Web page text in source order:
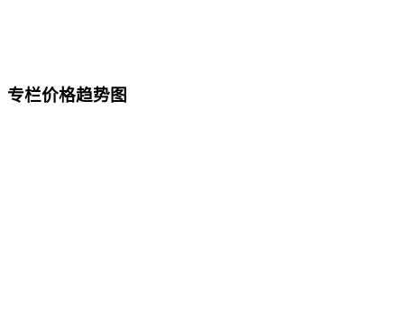
专栏价格趋势图